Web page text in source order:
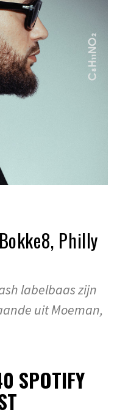
Philly
labelbaas zijn
uit Moeman,
SPOTIFY